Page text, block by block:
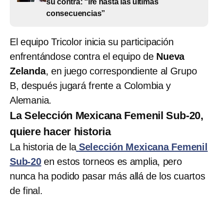
su contra: “Iré hasta las últimas
consecuencias”
El equipo Tricolor inicia su participación
enfrentándose contra el equipo deNueva
Zelanda, en juego correspondiente al Grupo
B, después jugará frente a Colombia y
Alemania.
La Selección Mexicana Femenil Sub-20,
quiere hacer historia
La historia de la Selección Mexicana Femenil
Sub-20en estos torneos es amplia, pero
nunca ha podido pasar más allá de los cuartos
de final.